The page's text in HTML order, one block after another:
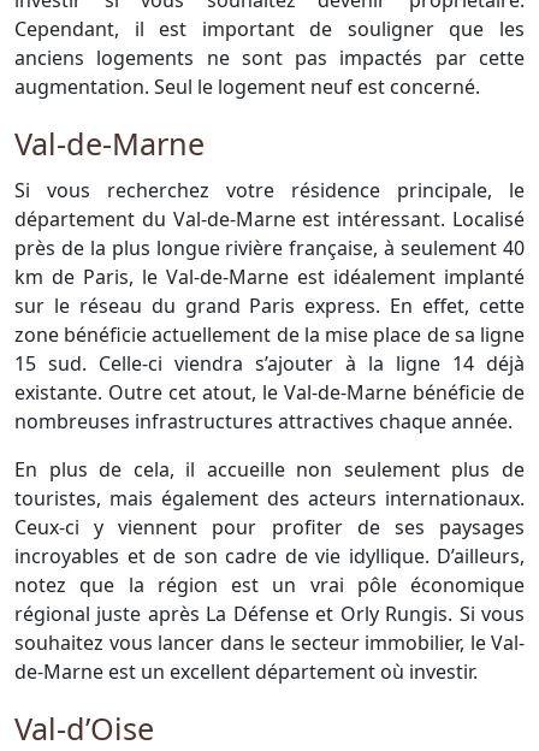
Cependant, il est important de souligner que les
anciens logements ne sont pas impactés par cette
augmentation. Seul le logement neuf est concerné.
Val-de-Marne
Si vous recherchez votre résidence principale, le
département du Val-de-Marne est intéressant. Localisé
près de la plus longue rivière française, à seulement 40
km de Paris, le Val-de-Marne est idéalement implanté
sur le réseau du grand Paris express. En effet, cette
zone bénéficie actuellement de la mise place de sa ligne
15 sud. Celle-ci viendra s’ajouter à la ligne 14 déjà
existante. Outre cet atout, le Val-de-Marne bénéficie de
nombreuses infrastructures attractives chaque année.
En plus de cela, il accueille non seulement plus de
touristes, mais également des acteurs internationaux.
Ceux-ci y viennent pour profiter de ses paysages
incroyables et de son cadre de vie idyllique. D’ailleurs,
notez que la région est un vrai pôle économique
régional juste après La Défense et Orly Rungis. Si vous
souhaitez vous lancer dans le secteur immobilier, le Val-
de-Marne est un excellent département où investir.
Val-d’Oise